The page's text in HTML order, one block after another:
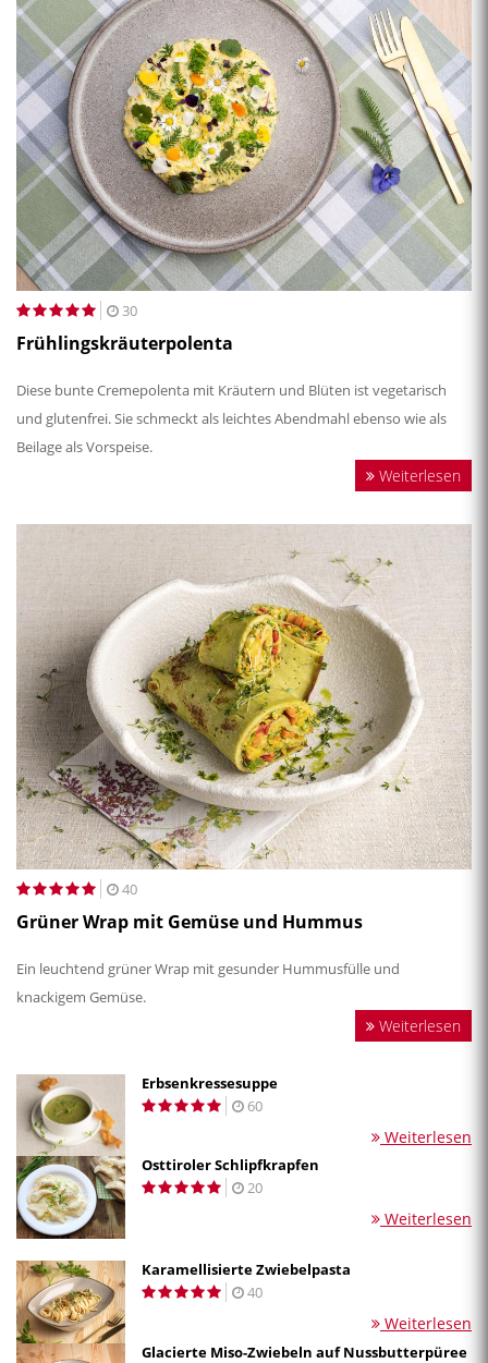
30
Frühlingskräuterpolenta
Diese bunte Cremepolenta mit Kräutern und Blüten ist vegetarisch
und glutenfrei. Sie schmeckt als leichtes Abendmahl ebenso wie als
Beilage als Vorspeise.
Weiterlesen
40
Grüner Wrap mit Gemüse und Hummus
Ein leuchtend grüner Wrap mit gesunder Hummusfülle und
knackigem Gemüse.
Weiterlesen
Erbsenkressesuppe
60
Weiterlesen
Osttiroler Schlipfkrapfen
20
Weiterlesen
Karamellisierte Zwiebelpasta
40
Weiterlesen
Glacierte Miso-Zwiebeln auf Nussbutterpüree